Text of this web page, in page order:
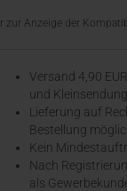
zur Anzeige der
Versand 4,90
und
​Lieferung auf
Bestellung
Kein
Nach
als